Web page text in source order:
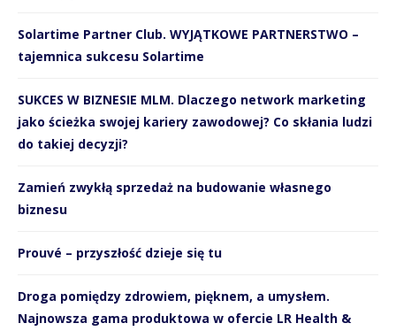
Solartime Partner Club. WYJĄTKOWE PARTNERSTWO –
tajemnica sukcesu Solartime
SUKCES W BIZNESIE MLM. Dlaczego network marketing
jako ścieżka swojej kariery zawodowej? Co skłania ludzi
do takiej decyzji?
Zamień zwykłą sprzedaż na budowanie własnego
biznesu
Prouvé – przyszłość dzieje się tu
Droga pomiędzy zdrowiem, pięknem, a umysłem.
Najnowsza gama produktowa w ofercie LR Health &